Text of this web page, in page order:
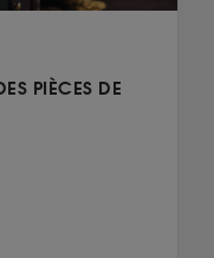
PIÈCES DE